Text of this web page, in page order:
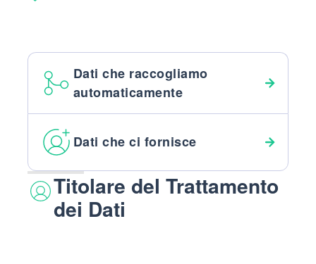
Dati che raccogliamo
automaticamente
Dati che ci fornisce
Titolare del Trattamento
dei Dati